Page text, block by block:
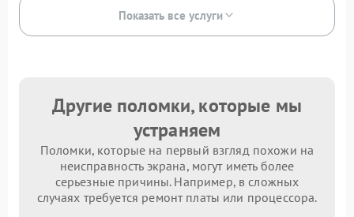
Показать все услуги
Другие поломки, которые мы
устраняем
Поломки, которые на первый взгляд похожи на
неисправность экрана, могут иметь более
серьезные причины. Например, в сложных
случаях требуется ремонт платы или процессора.